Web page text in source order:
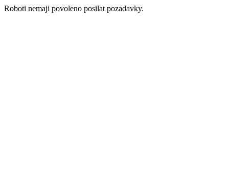
Roboti nemaji povoleno posilat pozadavky.